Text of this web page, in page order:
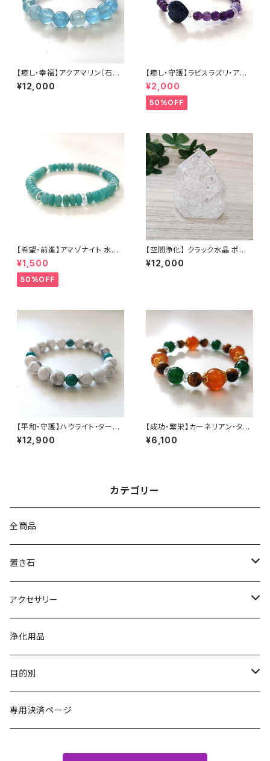
【癒し・幸福】アクアマリン（石サ
イズ 10mm玉） 内径16cm
¥12,000
【癒し・守護】ラピスラズリ・アメ
ジスト・水晶（石サイズ:12〜6m
m） 内径15cm
¥2,000
50%OFF
【希望・前進】アマゾナイト 水晶
（石サイズ:3×6mm）内径15cm
¥1,500
50%OFF
【空間浄化】 クラック水晶 ポイ
ント
¥12,000
【平和・守護】ハウライト・ターコ
イズ （石サイズ:10mm）内径17
cm
¥12,900
【成功・繁栄】カーネリアン・タイ
ガーアイ・緑めのう （石サイズ:1
2・10・8mm）内径15cm
¥6,100
カテゴリー
全商品
置き石
原石
ポイント
丸玉
その他
アクセサリー
ブレスレット
ペンダント・ネックレス
その他
浄化用品
目的別
金運・財運・仕事運
専用決済ページ